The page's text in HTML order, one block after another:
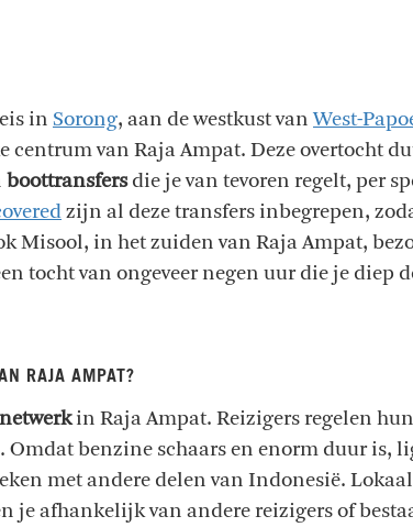
in Sorong, aan de westkust van West-
van Raja Ampat. Deze overtocht
boottransfersdie je van tevoren regelt, per
zijn al deze transfers inbegrepen,
Misool, in het zuiden van Raja Ampat,
tocht van ongeveer negen uur die je diep
RAJA AMPAT?
in Raja Ampat. Reizigers regelen
benzine schaars en enorm duur is,
met andere delen van Indonesië.
je afhankelijk van andere reizigers of